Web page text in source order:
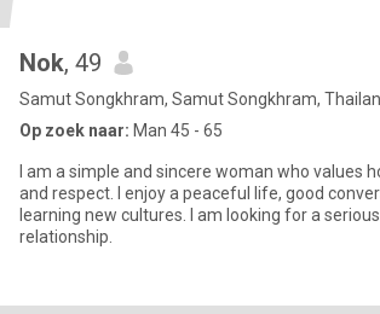
Nok, 49
Samut Songkhram, Samut Songkhram,
Op zoek naar: Man 45 - 65
I am a simple and sincere woman who values
and respect. I enjoy a peaceful life, good
learning new cultures. I am looking for a
relationship.